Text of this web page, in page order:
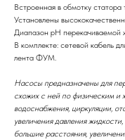
Встроенная в обмотку
Установлены
Диапазон рН перекачиваемой
В комплекте: сетевой кабель
лента ФУМ.
Насосы предназначены для
схожих с ней по физическим и
водоснабжения, циркуляции,
увеличения давления
большие расстояния,